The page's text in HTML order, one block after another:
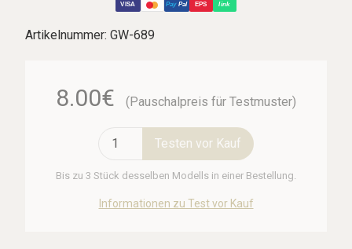
VISA Pay Pal EPS link
Artikelnummer:GW-689
8.00€ (Pauschalpreis für Testmuster)
Testen vor Kauf
Bis zu 3 Stück desselben Modells in einer Bestellung.
Informationen zu Test vor Kauf